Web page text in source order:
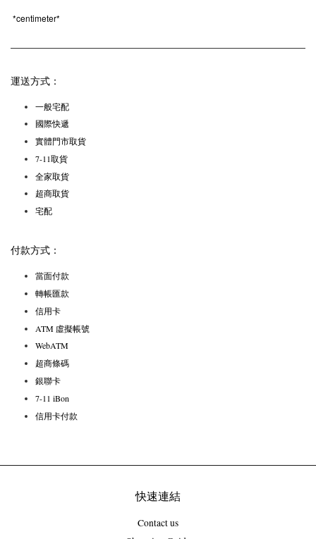
*centimeter*
運送方式：
一般宅配
國際快遞
實體門市取貨
7-11取貨
全家取貨
超商取貨
宅配
付款方式：
當面付款
轉帳匯款
信用卡
ATM 虛擬帳號
WebATM
超商條碼
銀聯卡
7-11 iBon
信用卡付款
快速連結
Contact us